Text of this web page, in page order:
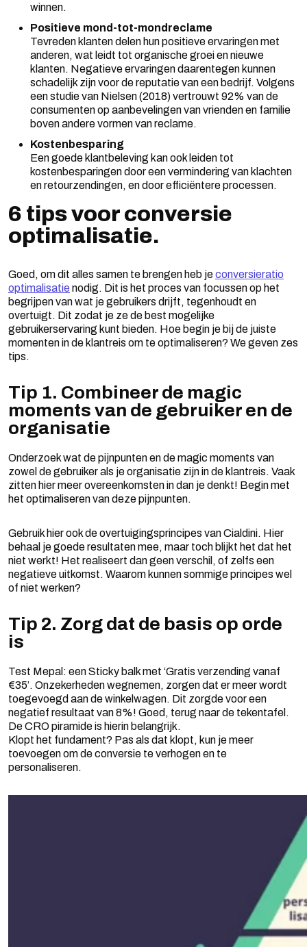
winnen.
Positieve mond-tot-mondreclame
Tevreden klanten delen hun positieve ervaringen met
anderen, wat leidt tot organische groei en nieuwe
klanten. Negatieve ervaringen daarentegen kunnen
schadelijk zijn voor de reputatie van een bedrijf. Volgens
een studie van Nielsen (2018) vertrouwt 92% van de
consumenten op aanbevelingen van vrienden en familie
boven andere vormen van reclame.
Kostenbesparing
Een goede klantbeleving kan ook leiden tot
kostenbesparingen door een vermindering van klachten
en retourzendingen, en door efficiëntere processen.
6 tips voor conversie
optimalisatie.
Goed, om dit alles samen te brengen heb jeconversieratio
optimalisatie nodig. Dit is het proces van focussen op het
begrijpen van wat je gebruikers drijft, tegenhoudt en
overtuigt. Dit zodat je ze de best mogelijke
gebruikerservaring kunt bieden. Hoe begin je bij de juiste
momenten in de klantreis om te optimaliseren? We geven zes
tips.
Tip 1. Combineer de magic
moments van de gebruiker en de
organisatie
Onderzoek wat de pijnpunten en de magic moments van
zowel de gebruiker als je organisatie zijn in de klantreis. Vaak
zitten hier meer overeenkomsten in dan je denkt! Begin met
het optimaliseren van deze pijnpunten.
Gebruik hier ook de overtuigingsprincipes van Cialdini. Hier
behaal je goede resultaten mee, maar toch blijkt het dat het
niet werkt! Het realiseert dan geen verschil, of zelfs een
negatieve uitkomst. Waarom kunnen sommige principes wel
of niet werken?
Tip 2. Zorg dat de basis op orde
is
Test Mepal: een Sticky balk met ‘Gratis verzending vanaf
€35’. Onzekerheden wegnemen, zorgen dat er meer wordt
toegevoegd aan de winkelwagen. Dit zorgde voor een
negatief resultaat van 8%! Goed, terug naar de tekentafel.
De CRO piramide is hierin belangrijk.
Klopt het fundament? Pas als dat klopt, kun je meer
toevoegen om de conversie te verhogen en te
personaliseren.